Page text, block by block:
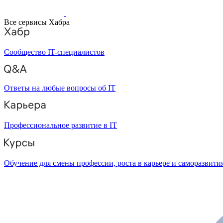
Все сервисы Хабра
Сообщество IT-специалистов
Ответы на любые вопросы об IT
Профессиональное развитие в IT
Обучение для смены профессии, роста в карьере и